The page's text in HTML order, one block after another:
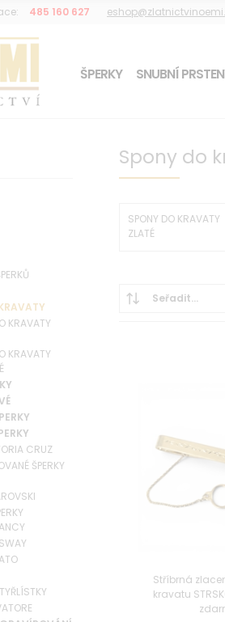
485 160 627
ŠPERKY SNUBNÍ
KRAVATY
KRAVATY
CRUZ
ŠPERKY
Spony do
SPONY DO KRAVATY
ZLATÉ
Seřadit...
Stříbrná
kravatu